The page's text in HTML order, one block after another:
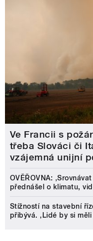
Ve Francii s
třeba Slováci či
vzájemná unijní
OVĚŘOVNA:
přednášel o klimatu,
Stížností na stavební
přibývá. ‚Lidé by si